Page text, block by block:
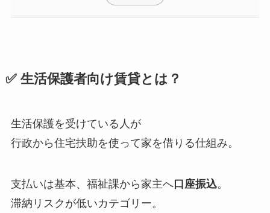
✅ 生活保護者向け賃貸とは？
生活保護を受けている人が
行政から住宅扶助を使って家を借りる仕組み。
支払いは基本、福祉課から家主へ口座振込。
滞納リスクが低いカテゴリー。